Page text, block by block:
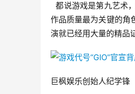
都说游戏是第九艺术
作品质量最为关键的角
演就已经用大量的精品
巨枫娱乐创始人纪学锋